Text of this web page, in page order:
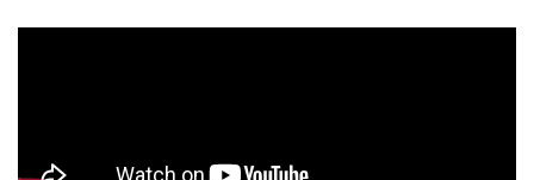
포 U 공 기 기